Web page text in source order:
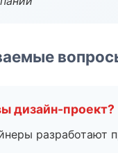
дизайн-проект?
разработают